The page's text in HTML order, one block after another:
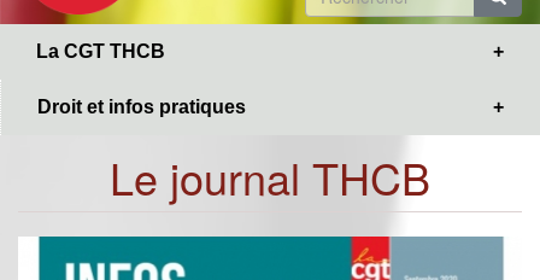
de
La CGT THCB
Droit et infos pratiques
Le journal THCB